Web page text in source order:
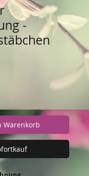
-
Warenkorb